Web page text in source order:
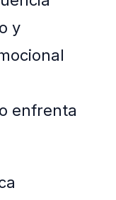
y
enfrenta